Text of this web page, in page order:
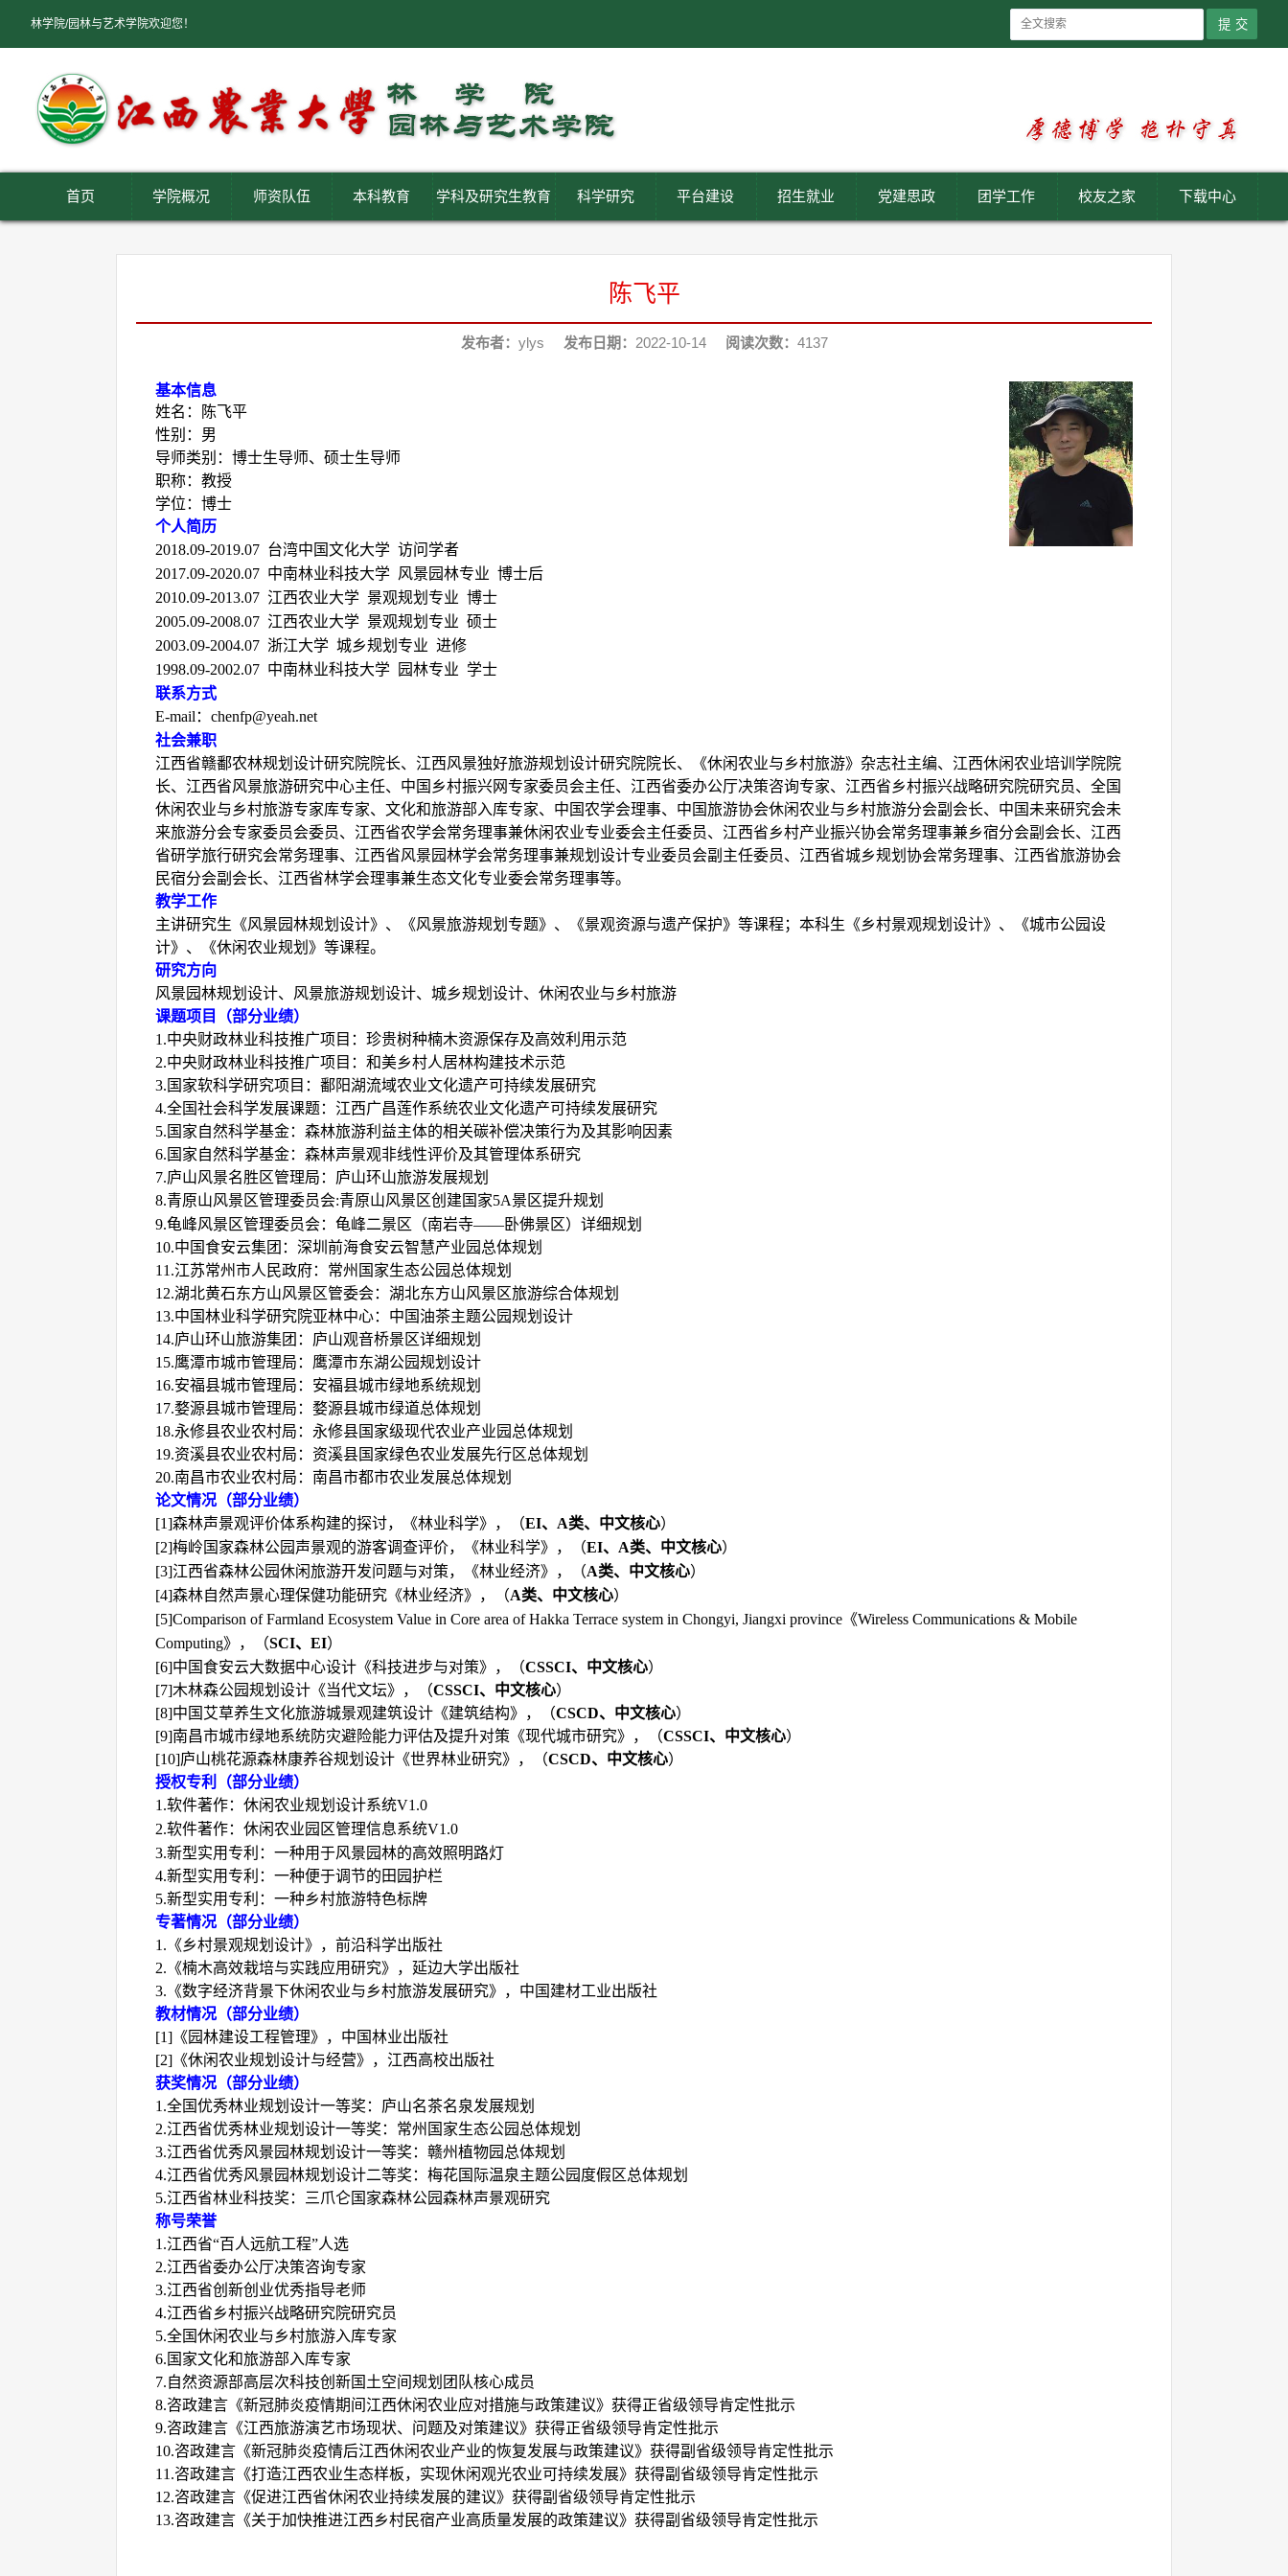
林学院/园林与艺术学院欢迎您！
首页 学院概况 师资队伍 本科教育 学科及研究生教育 科学研究 平台建设 招生就业 党建思政 团学工作 校友之家 下载中心
陈飞平
发布者： ylys 发布日期： 2022-10-14 阅读次数： 4137
基本信息
姓名：陈飞平
性别：男
导师类别：博士生导师、硕士生导师
职称：教授
学位：博士
个人简历
2018.09-2019.07 台湾中国文化大学 访问学者
2017.09-2020.07 中南林业科技大学 风景园林专业 博士后
2010.09-2013.07 江西农业大学 景观规划专业 博士
2005.09-2008.07 江西农业大学 景观规划专业 硕士
2003.09-2004.07 浙江大学 城乡规划专业 进修
1998.09-2002.07 中南林业科技大学 园林专业 学士
联系方式
E-mail ： chenfp@yeah.net
社会兼职
江西省赣鄱农林规划设计研究院院长、江西风景独好旅游规划设计研究院院长、《休闲农业与乡村旅游》杂志社主编、江西休闲农业培训学院院
长、江西省风景旅游研究中心主任、中国乡村振兴网专家委员会主任、 江西省委办公厅决策咨询专家、江西省乡村振兴战略研究院研究员、全国
休闲农业与乡村旅游专家库专家、文化和旅游部入库专家、中国农学会理事、中国旅游协会休闲农业与乡村旅游分会副会长、中国未来研究会未
来旅游分会专家委员会委员、江西省农学会常务理事兼休闲农业专业委会主任委员、江西省乡村产业振兴协会常务理事兼乡宿分会副会长、江西
省研学旅行研究会常务理事、江西省风景园林学会常务理事兼规划设计专业委员会副主任委员、江西省城乡规划协会常务理事、江西省旅游协会
民宿分会副会长、江西省林学会理事兼生态文化专业委会常务理事等。
教学工作
主讲研究生《风景园林规划设计》、《风景旅游规划专题》、《景观资源与遗产保护》等课程；本科生《乡村景观规划设计》、《城市公园设
计》、《休闲农业规划》等课程。
研究方向
风景园林规划设计、风景旅游规划设计、城乡规划设计、休闲农业与乡村旅游
课题项目（部分业绩）
1.中央财政林业科技推广项目：珍贵树种楠木资源保存及高效利用示范
2.中央财政林业科技推广项目：和美乡村人居林构建技术示范
3.国家软科学研究项目：鄱阳湖流域农业文化遗产可持续发展研究
4.全国社会科学发展课题：江西广昌莲作系统农业文化遗产可持续发展研究
5.国家自然科学基金：森林旅游利益主体的相关碳补偿决策行为及其影响因素
6.国家自然科学基金：森林声景观非线性评价及其管理体系研究
7.庐山风景名胜区管理局：庐山环山旅游发展规划
8.青原山风景区管理委员会:青原山风景区创建国家5A景区提升规划
9.龟峰风景区管理委员会：龟峰二景区（南岩寺——卧佛景区）详细规划
10.中国食安云集团：深圳前海食安云智慧产业园总体规划
11.江苏常州市人民政府：常州国家生态公园总体规划
12.湖北黄石东方山风景区管委会：湖北东方山风景区旅游综合体规划
13.中国林业科学研究院亚林中心：中国油茶主题公园规划设计
14.庐山环山旅游集团：庐山观音桥景区详细规划
15.鹰潭市城市管理局：鹰潭市东湖公园规划设计
16.安福县城市管理局：安福县城市绿地系统规划
17.婺源县城市管理局：婺源县城市绿道总体规划
18.永修县农业农村局：永修县国家级现代农业产业园总体规划
19.资溪县农业农村局：资溪县国家绿色农业发展先行区总体规划
20.南昌市农业农村局：南昌市都市农业发展总体规划
论文情况（部分业绩）
[1]森林声景观评价体系构建的探讨，《林业科学》，（EI、 A类、中文核心）
[2]梅岭国家森林公园声景观的游客调查评价，《林业科学》，（EI、 A类、中文核心）
[3]江西省森林公园休闲旅游开发问题与对策，《林业经济》，（A类、中文核心）
[4]森林自然声景心理保健功能研究《林业经济》，（A类、中文核心）
[5]Comparison of Farmland Ecosystem Value in Core area of Hakka Terrace system in Chongyi, Jiangxi province 《Wireless Communications & Mobile
Computing》，（SCI、 EI）
[6]中国食安云大数据中心设计《科技进步与对策》，（CSSCI、中文核心）
[7]木林森公园规划设计《当代文坛》，（CSSCI、中文核心）
[8]中国艾草养生文化旅游城景观建筑设计《建筑结构》，（CSCD、中文核心）
[9]南昌市城市绿地系统防灾避险能力评估及提升对策《现代城市研究》，（CSSCI、中文核心）
[10]庐山桃花源森林康养谷规划设计《世界林业研究》，（CSCD、中文核心）
授权专利（部分业绩）
1.软件著作： 休闲农业规划设计系统V1.0
2.软件著作： 休闲农业园区管理信息系统V1.0
3.新型实用专利： 一种用于风景园林的高效照明路灯
4.新型实用专利： 一种便于调节的田园护栏
5.新型实用专利： 一种乡村旅游特色标牌
专著情况（部分业绩）
1.《乡村景观规划设计》，前沿科学出版社
2.《楠木高效栽培与实践应用研究》，延边大学出版社
3.《数字经济背景下休闲农业与乡村旅游发展研究》，中国建材工业出版社
教材情况（部分业绩）
[1]《园林建设工程管理》，中国林业出版社
[2]《休闲农业规划设计与经营》，江西高校出版社
获奖情况（部分业绩）
1.全国优秀林业规划设计一等奖： 庐山名茶名泉发展规划
2.江西省优秀林业规划设计一等奖：常州国家生态公园总体规划
3.江西省优秀风景园林规划设计一等奖：赣州植物园总体规划
4.江西省优秀风景园林规划设计二等奖：梅花国际温泉主题公园度假区总体规划
5.江西省林业科技奖：三爪仑国家森林公园森林声景观研究
称号荣誉
1.江西省“百人远航工程”人选
2.江西省委办公厅决策咨询专家
3.江西省创新创业优秀指导老师
4.江西省乡村振兴战略研究院研究员
5.全国休闲农业与乡村旅游入库专家
6.国家文化和旅游部入库专家
7.自然资源部高层次科技创新国土空间规划团队核心成员
8.咨政建言《新冠肺炎疫情期间江西休闲农业应对措施与政策建议》 获得正省级领导肯定性批示
9.咨政建言《江西旅游演艺市场现状、问题及对策建议》 获得正省级领导肯定性批示
10.咨政建言《新冠肺炎疫情后江西休闲农业产业的恢复发展与政策建议》 获得副省级领导肯定性批示
11.咨政建言《打造江西农业生态样板，实现休闲观光农业可持续发展》 获得副省级领导肯定性批示
12.咨政建言《促进江西省休闲农业持续发展的建议》 获得副省级领导肯定性批示
13.咨政建言《关于加快推进江西乡村民宿产业高质量发展的政策建议》 获得副省级领导肯定性批示